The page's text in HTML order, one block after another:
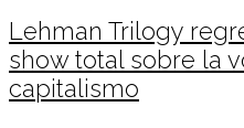
Lehman Trilogy
show total sobre la
capitalismo